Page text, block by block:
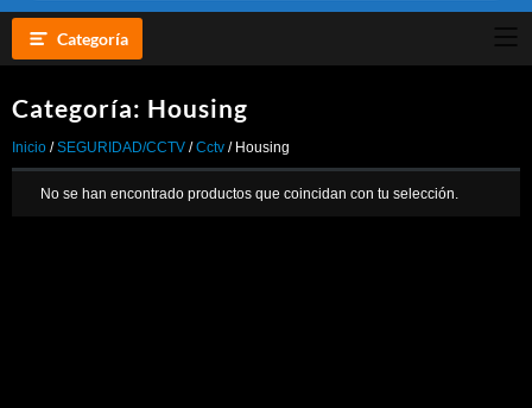
Categoría
Categoría: Housing
Inicio /SEGURIDAD/CCTV /Cctv / Housing
No se han encontrado productos que coincidan con tu selección.